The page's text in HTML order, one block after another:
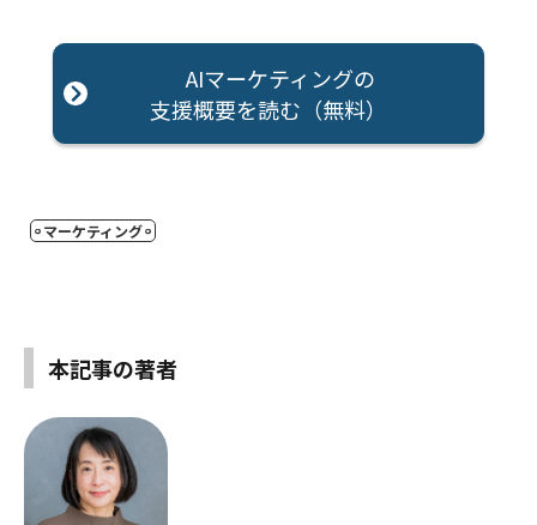
AIマーケティングの
支援概要を読む（無料）
マーケティング
本記事の著者